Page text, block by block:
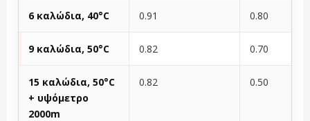
6 καλώδια, 40°C 0.91 0.80
9 καλώδια, 50°C 0.82 0.70
15 καλώδια, 50°C
+ υψόμετρο
2000m
0.82 0.50